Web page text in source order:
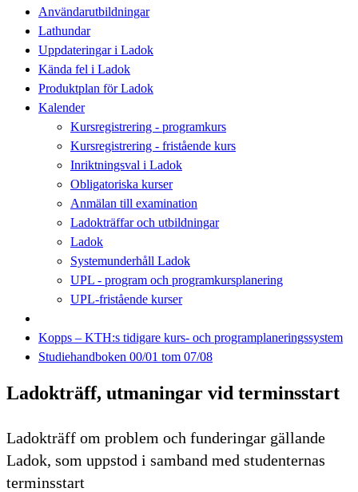
Användarutbildningar
Lathundar
Uppdateringar i Ladok
Kända fel i Ladok
Produktplan för Ladok
Kalender
Kursregistrering - programkurs
Kursregistrering - fristående kurs
Inriktningsval i Ladok
Obligatoriska kurser
Anmälan till examination
Ladokträffar och utbildningar
Ladok
Systemunderhåll Ladok
UPL - program och programkursplanering
UPL-fristående kurser
Kopps – KTH:s tidigare kurs- och programplaneringssystem
Studiehandboken 00/01 tom 07/08
Ladokträff, utmaningar vid terminsstart
Ladokträff om problem och funderingar gällande
Ladok, som uppstod i samband med studenternas
terminsstart